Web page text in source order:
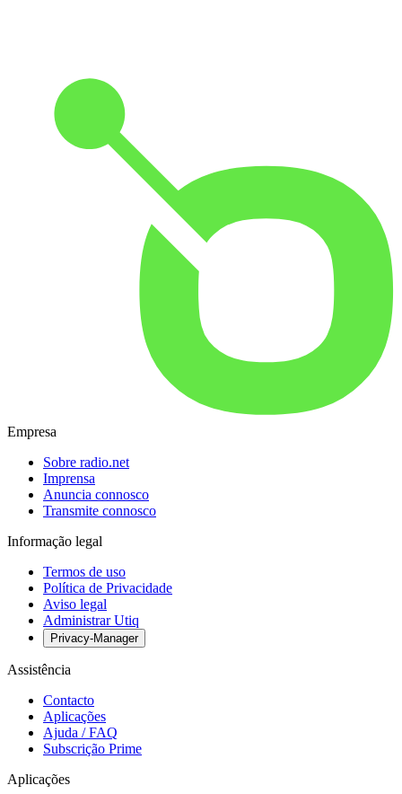
Empresa
Sobre radio.net
Imprensa
Anuncia connosco
Transmite connosco
Informação legal
Termos de uso
Política de Privacidade
Aviso legal
Administrar Utiq
Privacy-Manager
Assistência
Contacto
Aplicações
Ajuda / FAQ
Subscrição Prime
Aplicações